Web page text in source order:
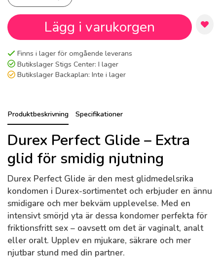
Lägg i varukorgen
Finns i lager för omgående leverans
Butikslager Stigs Center: I lager
Butikslager Backaplan: Inte i lager
Produktbeskrivning Specifikationer
Durex Perfect Glide – Extra
glid för smidig njutning
Durex Perfect Glide är den mest glidmedelsrika
kondomen i Durex-sortimentet och erbjuder en ännu
smidigare och mer bekväm upplevelse. Med en
intensivt smörjd yta är dessa kondomer perfekta för
friktionsfritt sex – oavsett om det är vaginalt, analt
eller oralt. Upplev en mjukare, säkrare och mer
njutbar stund med din partner.